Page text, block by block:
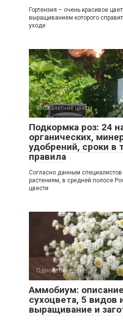
Гортензия – очень красивое
выращиванием которого
уходе
Многолетние цветы
Подкормка роз: 24
органических,
удобрений, сроки в
правила
Согласно данным
растениям, в средней полосе
цвести
Однолетние цветы
Аммобиум:
сухоцвета, 5 видов
выращивание и